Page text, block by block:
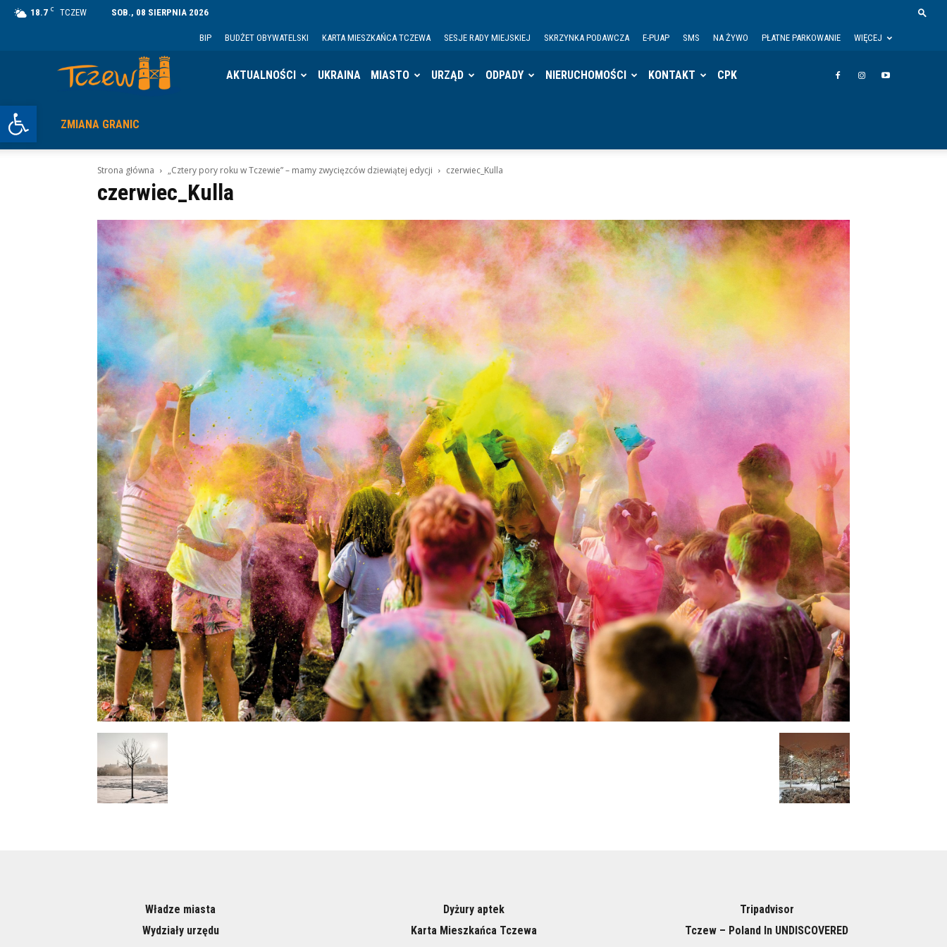
Otwórz pasek narzędzi
18.7 C TCZEW SOB., 08 SIERPNIA 2026
BIP BUDŻET OBYWATELSKI KARTA MIESZKAŃCA TCZEWA SESJE RADY MIEJSKIEJ SKRZYNKA PODAWCZA E-PUAP SMS NA ŻYWO PŁATNE PARKOWANIE WIĘCEJ
AKTUALNOŚCI UKRAINA MIASTO URZĄD ODPADY NIERUCHOMOŚCI KONTAKT CPK
ZMIANA GRANIC
Strona główna „Cztery pory roku w Tczewie” – mamy zwycięzców dziewiątej edycji czerwiec_Kulla
czerwiec_Kulla
Władze miasta
Wydziały urzędu
Dyżury aptek
Karta Mieszkańca Tczewa
Tripadvisor
Tczew – Poland In UNDISCOVERED